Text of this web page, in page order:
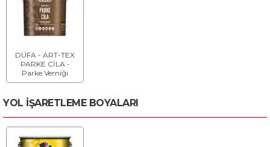
DÜFA - ART-TEX
PARKE CİLA -
Parke Verniği
YOL İŞARETLEME BOYALARI